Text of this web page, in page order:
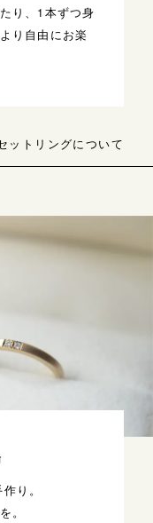
り、1本ずつ身
り自由にお楽
ットリングについて
り。
。